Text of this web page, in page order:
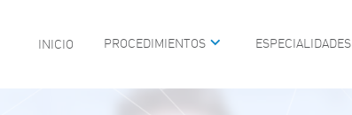
INICIO PROCEDIMIENTOS ESPECIALIDADES